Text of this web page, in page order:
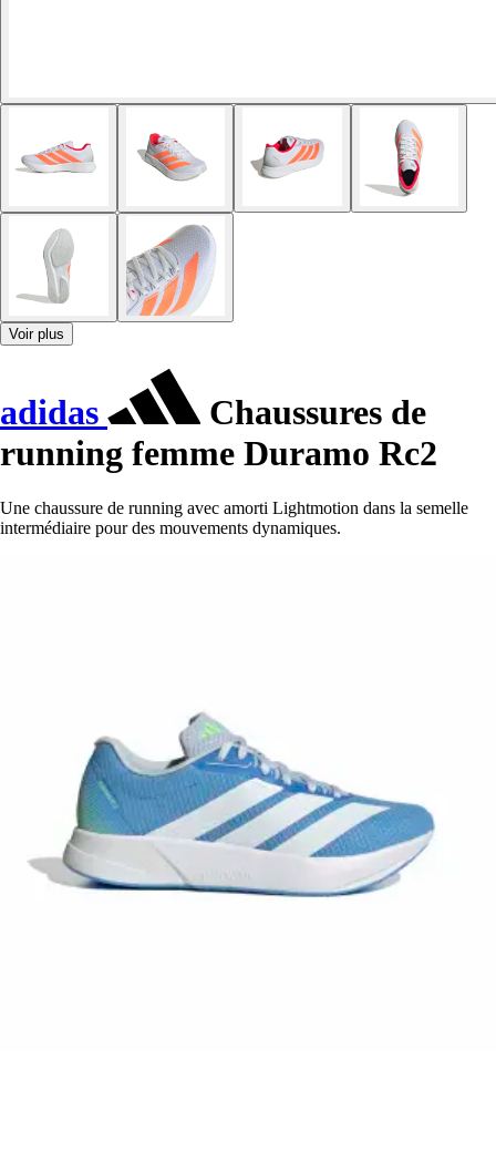
Voir plus
adidas
Chaussures de
running femme Duramo Rc2
Une chaussure de running avec amorti Lightmotion dans la semelle
intermédiaire pour des mouvements dynamiques.